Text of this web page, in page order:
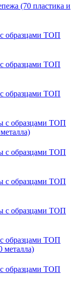
(70 пластика и
образцами ТОП
образцами ТОП
образцами ТОП
с образцами ТОП
с образцами ТОП
с образцами ТОП
с образцами ТОП
образцами ТОП
металла)
образцами ТОП